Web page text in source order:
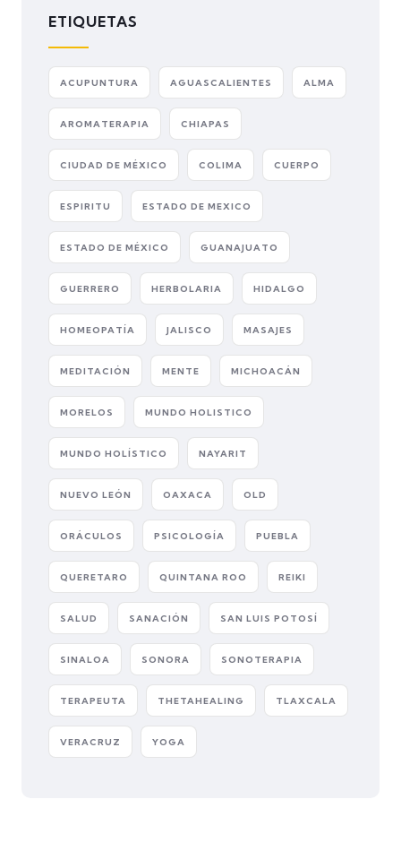
ETIQUETAS
ACUPUNTURA AGUASCALIENTES ALMA
AROMATERAPIA CHIAPAS
CIUDAD DE MÉXICO COLIMA CUERPO
ESPIRITU ESTADO DE MEXICO
ESTADO DE MÉXICO GUANAJUATO
GUERRERO HERBOLARIA HIDALGO
HOMEOPATÍA JALISCO MASAJES
MEDITACIÓN MENTE MICHOACÁN
MORELOS MUNDO HOLISTICO
MUNDO HOLÍSTICO NAYARIT
NUEVO LEÓN OAXACA OLD
ORÁCULOS PSICOLOGÍA PUEBLA
QUERETARO QUINTANA ROO REIKI
SALUD SANACIÓN SAN LUIS POTOSÍ
SINALOA SONORA SONOTERAPIA
TERAPEUTA THETAHEALING TLAXCALA
VERACRUZ YOGA